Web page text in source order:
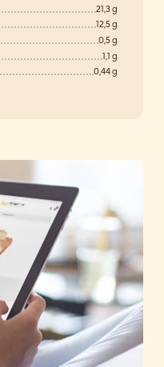
21,3 g
12,5 g
0,5 g
1,1 g
0,44 g